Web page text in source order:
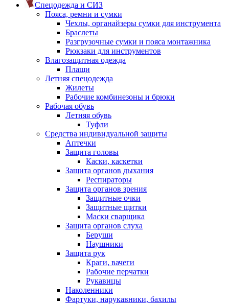
Спецодежда и СИЗ
Пояса, ремни и сумки
Чехлы, органайзеры сумки для инструмента
Браслеты
Разгрузочные сумки и пояса монтажника
Рюкзаки для инструментов
Влагозащитная одежда
Плащи
Летняя спецодежда
Жилеты
Рабочие комбинезоны и брюки
Рабочая обувь
Летняя обувь
Туфли
Средства индивидуальной защиты
Аптечки
Защита головы
Каски, каскетки
Защита органов дыхания
Респираторы
Защита органов зрения
Защитные очки
Защитные щитки
Маски сварщика
Защита органов слуха
Беруши
Наушники
Защита рук
Краги, вачеги
Рабочие перчатки
Рукавицы
Наколенники
Фартуки, нарукавники, бахилы